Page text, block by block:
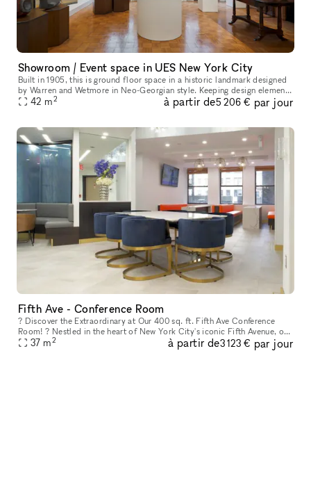
Showroom / Event space in UES New York City
Built in 1905, this is ground floor space in a historic landmark designed
by Warren and Wetmore in Neo-Georgian style. Keeping design elements
from its original the space offers an elegant and luxury
42 m2 à partir de5 206 € par jour
Fifth Ave - Conference Room
? Discover the Extraordinary at Our 400 sq. ft. Fifth Ave Conference
Room! ? Nestled in the heart of New York City's iconic Fifth Avenue, our
conference room is a gem that stands out from the crowd.
37 m2 à partir de3 123 € par jour